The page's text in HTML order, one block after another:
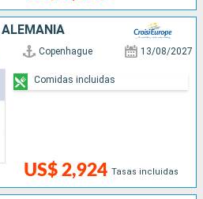
Copenhague 13/08/2027
US$ 2,924 Tasas incluidas
Comidas incluidas